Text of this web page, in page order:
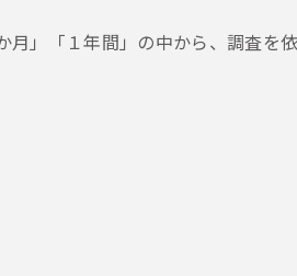
」「１年間」の中から、調査を